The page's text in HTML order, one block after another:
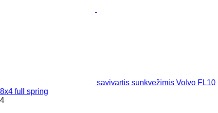
savivartis sunkvežimis Volvo FL10
8x4 full spring
4